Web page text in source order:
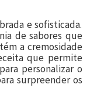
e sofisticada.
de sabores que
a cremosidade
que permite
personalizar o
surpreender os